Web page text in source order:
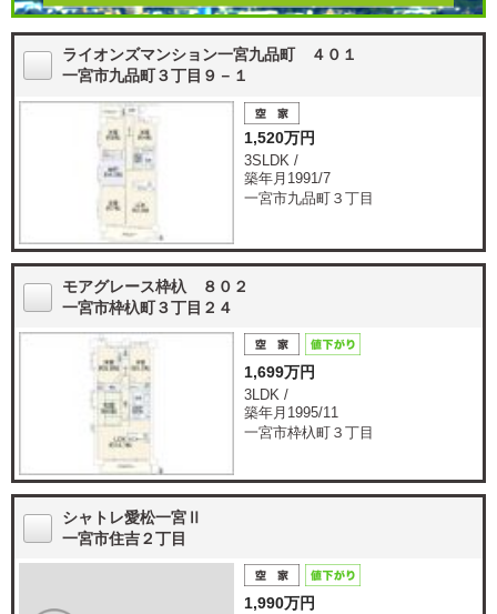
ライオンズマンション一宮九品町 ４０１
一宮市九品町３丁目９－１
1,520万円
3SLDK /
築年月1991/7
一宮市九品町３丁目
モアグレース枠杁 ８０２
一宮市枠杁町３丁目２４
1,699万円
3LDK /
築年月1995/11
一宮市枠杁町３丁目
シャトレ愛松一宮Ⅱ
一宮市住吉２丁目
1,990万円